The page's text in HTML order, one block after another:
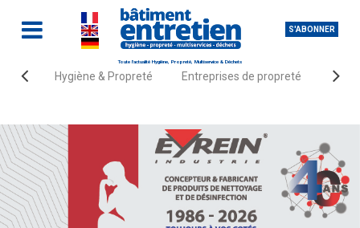
S'ABONNER
Toute l'actualité Hygiène, Propreté, Multiservice & Déchets
Hygiène & Propreté Entreprises de propreté
Accueil Actualités